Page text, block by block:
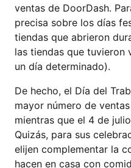
ventas de DoorDash.
precisa sobre los días
tiendas que abrieron
las tiendas que tuvieron
un día determinado).
De hecho, el Día del
mayor número de
mientras que el 4 de
Quizás, para sus
elijen complementar la
hacen en casa con